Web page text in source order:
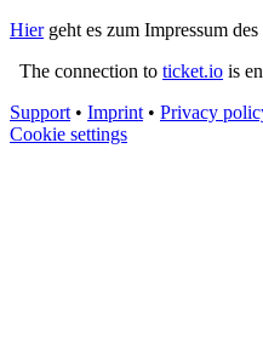
Hiergeht es zum Impressum
The connection to ticket.io is
Support • Imprint • Privacy
Cookie settings